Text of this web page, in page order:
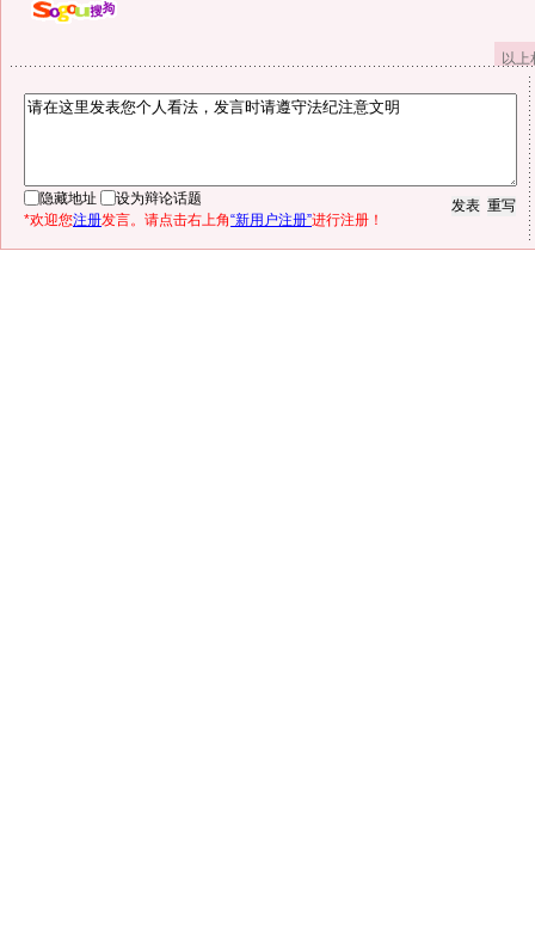
以
隐藏地址
设为辩论话题
*欢迎您注册发言。请点击右上角“新用户注册”进行注册！